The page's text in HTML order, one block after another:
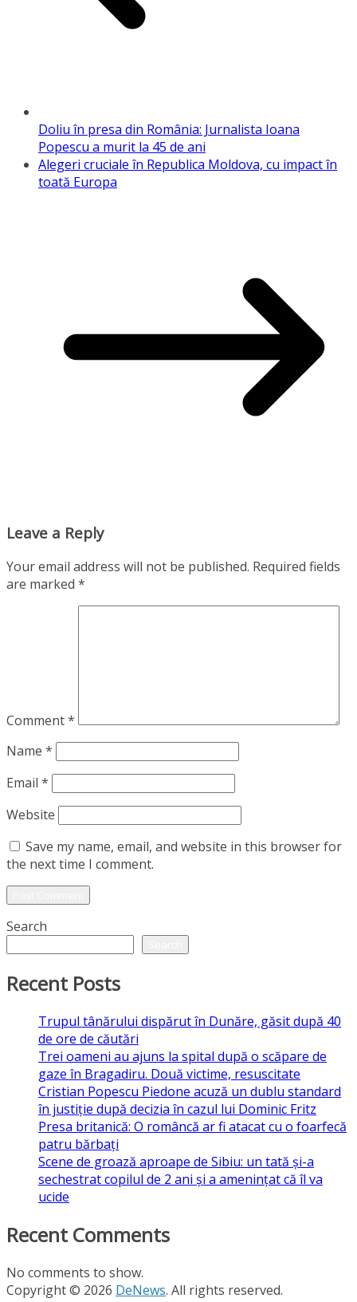
Doliu în presa din România: Jurnalista Ioana
Popescu a murit la 45 de ani
Alegeri cruciale în Republica Moldova, cu impact în
toată Europa
Leave a Reply
Your email address will not be published. Required fields
are marked *
Comment*
Name *
Email *
Website
Save my name, email, and website in this browser for
the next time I comment.
Search
Recent Posts
Trupul tânărului dispărut în Dunăre, găsit după 40
de ore de căutări
Trei oameni au ajuns la spital după o scăpare de
gaze în Bragadiru. Două victime, resuscitate
Cristian Popescu Piedone acuză un dublu standard
în justiție după decizia în cazul lui Dominic Fritz
Presa britanică: O româncă ar fi atacat cu o foarfecă
patru bărbați
Scene de groază aproape de Sibiu: un tată și-a
sechestrat copilul de 2 ani și a amenințat că îl va
ucide
Recent Comments
No comments to show.
Copyright © 2026 DeNews. All rights reserved.